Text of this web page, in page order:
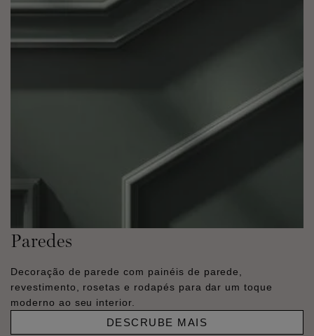
Paredes
Decoração de parede com painéis de parede,
revestimento, rosetas e rodapés para dar um toque
moderno ao seu interior.
DESCRUBE MAIS